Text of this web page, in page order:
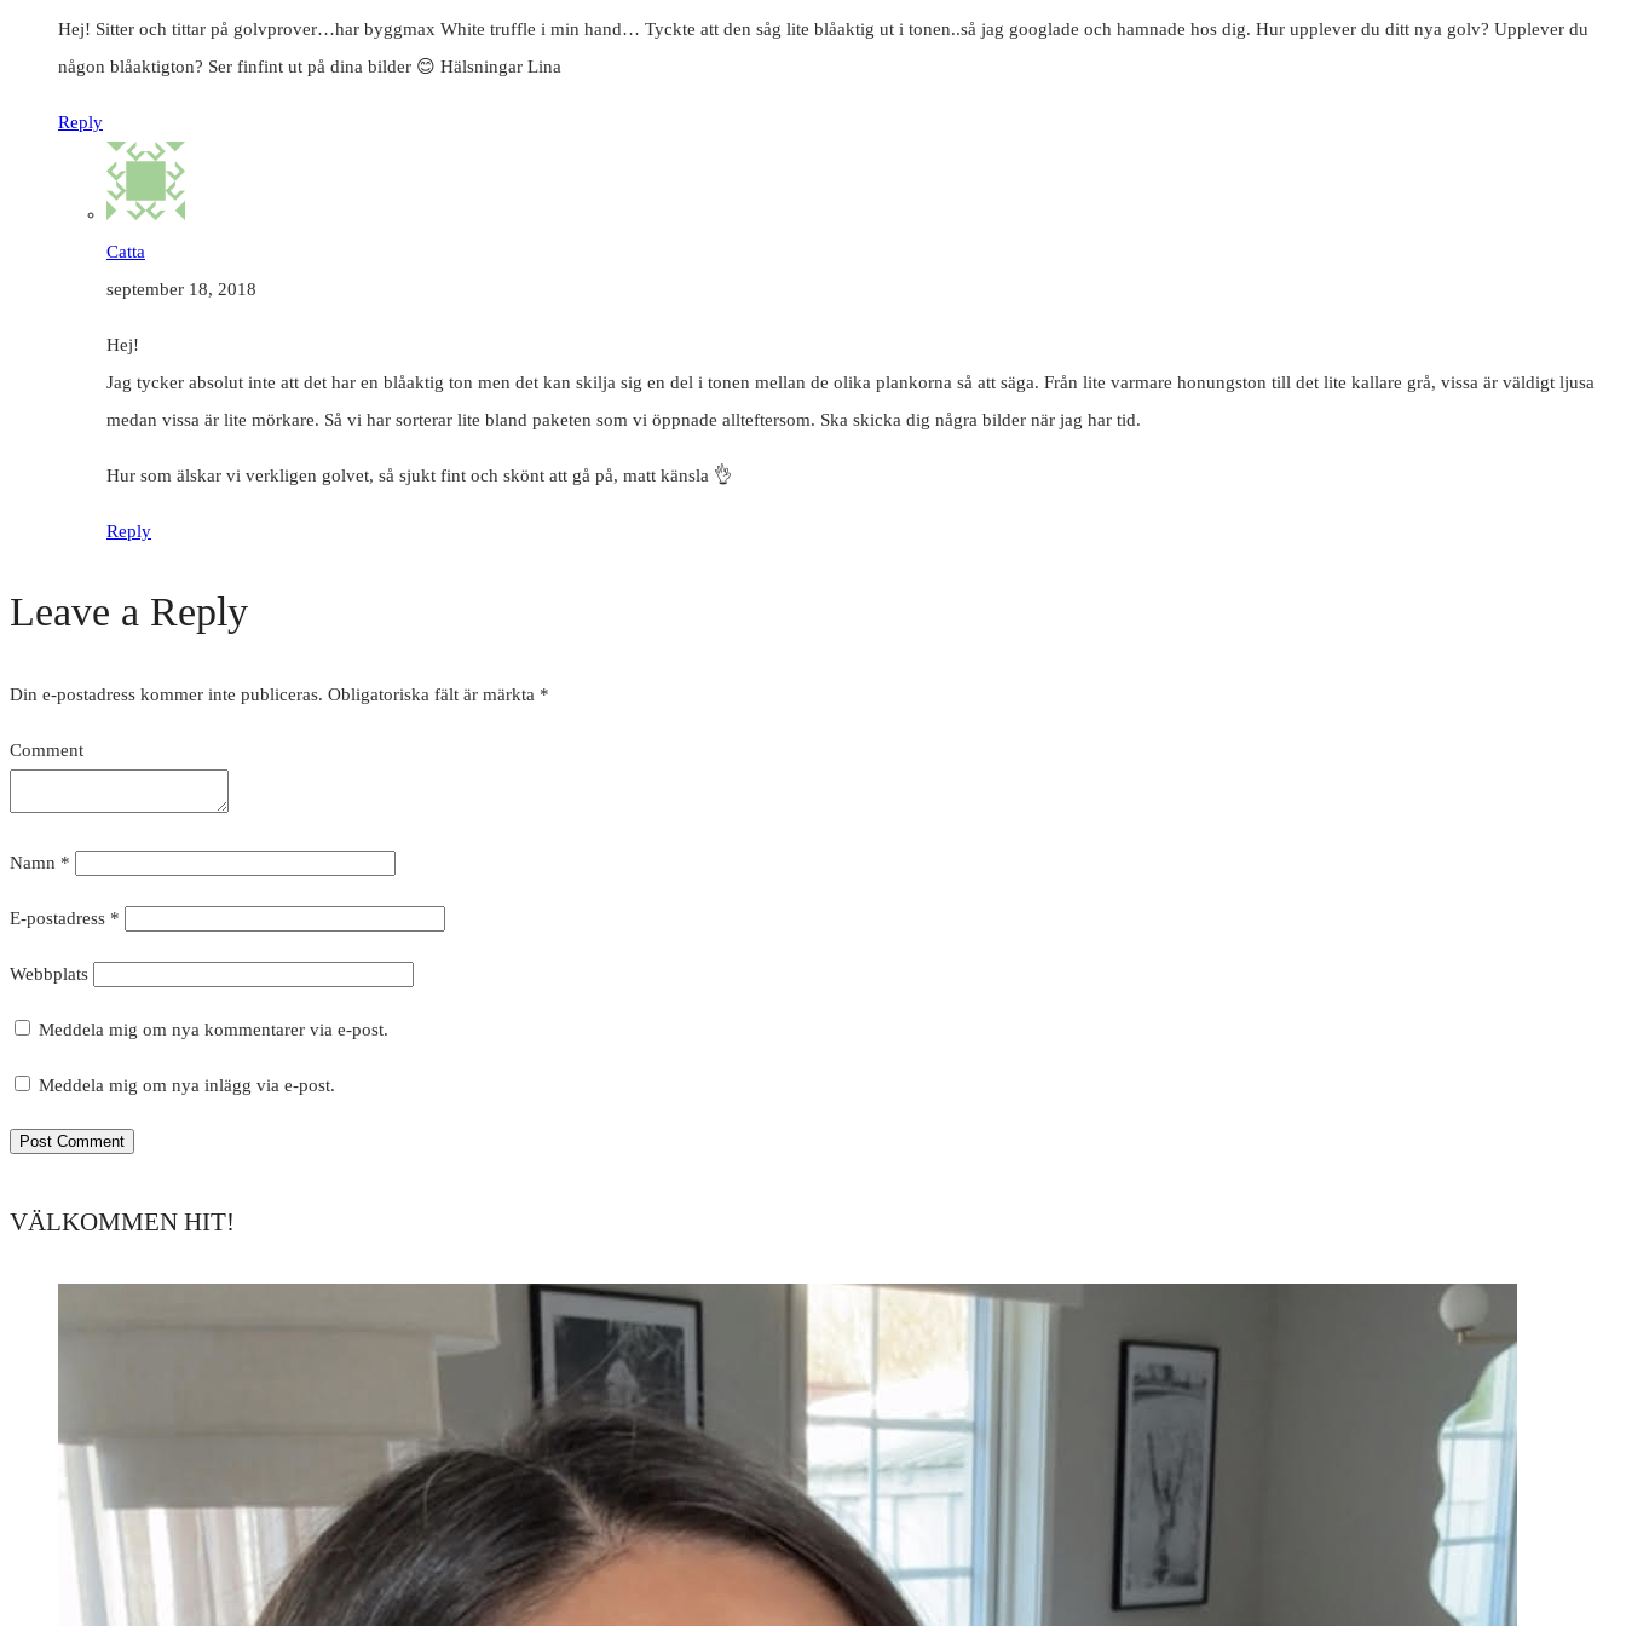
Hej! Sitter och tittar på golvprover…har byggmax White truffle i min hand… Tyckte att den såg lite blåaktig ut i tonen..så jag googlade och hamnade hos dig. Hur upplever du ditt nya golv? Upplever du
någon blåaktigton? Ser finfint ut på dina bilder 😊 Hälsningar Lina
Reply
Catta
september 18, 2018
Hej!
Jag tycker absolut inte att det har en blåaktig ton men det kan skilja sig en del i tonen mellan de olika plankorna så att säga. Från lite varmare honungston till det lite kallare grå, vissa är väldigt ljusa
medan vissa är lite mörkare. Så vi har sorterar lite bland paketen som vi öppnade allteftersom. Ska skicka dig några bilder när jag har tid.
Hur som älskar vi verkligen golvet, så sjukt fint och skönt att gå på, matt känsla 👌
Reply
Leave a Reply
Din e-postadress kommer inte publiceras. Obligatoriska fält är märkta *
Comment
Namn *
E-postadress *
Webbplats
Meddela mig om nya kommentarer via e-post.
Meddela mig om nya inlägg via e-post.
VÄLKOMMEN HIT!